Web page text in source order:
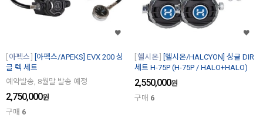
아펙스
[아펙스/APEKS] EVX 200 싱
글 텍 세트
예약발송, 8월말 발송 예정
2,750,000원
구매 6
헬시온
[헬시온/HALCYON] 싱글 DIR
세트 H-75P (H-75P / HALO+HALO)
2,550,000원
구매 6